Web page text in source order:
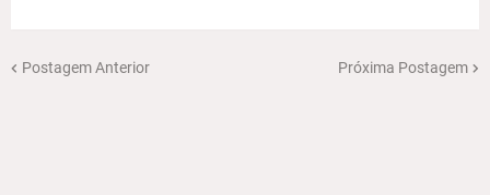
Postagem Anterior Próxima Postagem